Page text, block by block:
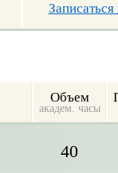
Записаться
Объем
академ. часы
40